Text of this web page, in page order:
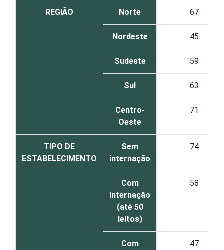
REGIÃO Norte 67
Nordeste 45
Sudeste 59
Sul 63
Centro-
Oeste
71
TIPO DE
ESTABELECIMENTO
Sem
internação
74
Com
internação
(até 50
leitos)
58
Com
47